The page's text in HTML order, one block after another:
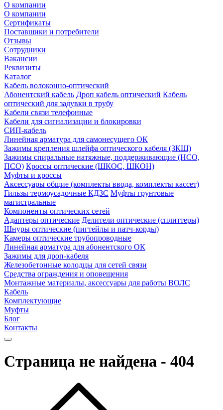
О компании
О компании
Сертификаты
Поставщики и потребители
Отзывы
Сотрудники
Вакансии
Реквизиты
Каталог
Кабель волоконно-оптический
Абонентский кабель Дроп кабель оптический Кабель
оптический для задувки в трубу
Кабели связи телефонные
Кабели для сигнализации и блокировки
СИП-кабель
Линейная арматура для самонесущего ОК
Зажимы крепления шлейфа оптического кабеля (ЗКШ)
Зажимы спиральные натяжные, поддерживающие (НСО,
ПСО) Кроссы оптические (ШКОС, ШКОН)
Муфты и кроссы
Аксессуары общие (комплекты ввода, комплекты кассет)
Гильзы термоусадочные КДЗС Муфты грунтовые
магистральные
Компоненты оптических сетей
Адаптеры оптические Делители оптические (сплиттеры)
Шнуры оптические (пигтейлы и патч-корды)
Камеры оптические трубопроводные
Линейная арматура для абонентского ОК
Зажимы для дроп-кабеля
Железобетонные колодцы для сетей связи
Средства ограждения и оповещения
Монтажные материалы, аксессуары для работы ВОЛС
Кабель
Комплектующие
Муфты
Блог
Контакты
Страница не найдена - 404